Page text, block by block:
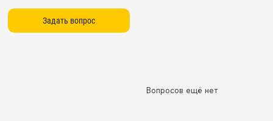
Вопросов ещё нет